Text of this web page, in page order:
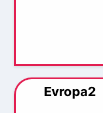
Evropa2